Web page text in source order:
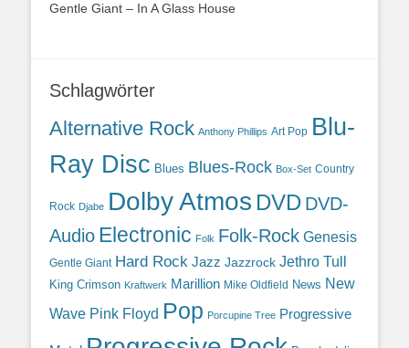
Gentle Giant – In A Glass House
Schlagwörter
Alternative Rock Anthony Phillips Art Pop Blu-
Ray Disc Blues Blues-Rock Box-Set Country
Rock Djabe Dolby Atmos DVD DVD-
Audio Electronic Folk Folk-Rock Genesis
Gentle Giant Hard Rock Jazz Jazzrock Jethro Tull
King Crimson Kraftwerk Marillion Mike Oldfield News New
Wave Pink Floyd Pop Porcupine Tree Progressive